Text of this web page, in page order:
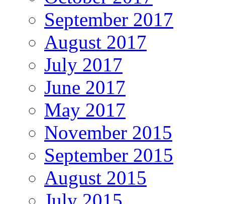
September 2017
August 2017
July 2017
June 2017
May 2017
November 2015
September 2015
August 2015